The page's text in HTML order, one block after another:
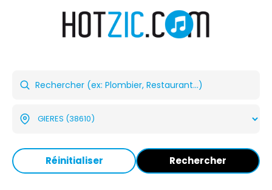
Réinitialiser Rechercher